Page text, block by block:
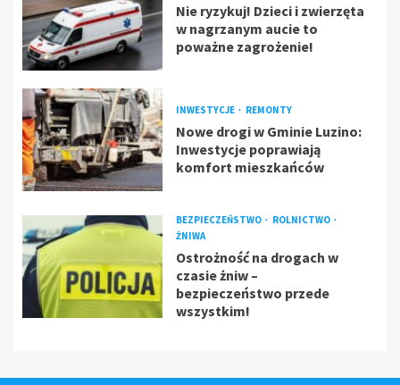
Nie ryzykuj! Dzieci i zwierzęta
w nagrzanym aucie to
poważne zagrożenie!
INWESTYCJE REMONTY
Nowe drogi w Gminie Luzino:
Inwestycje poprawiają
komfort mieszkańców
BEZPIECZEŃSTWO
ROLNICTWO
ŻNIWA
Ostrożność na drogach w
czasie żniw –
bezpieczeństwo przede
wszystkim!